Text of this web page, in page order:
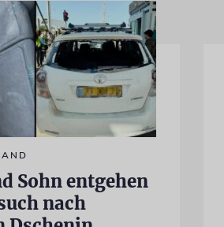
Sohn entgehen
nach